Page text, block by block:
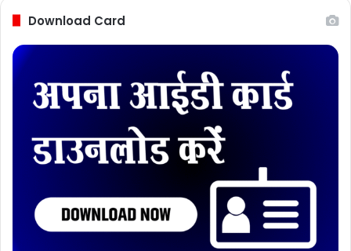
Download Card